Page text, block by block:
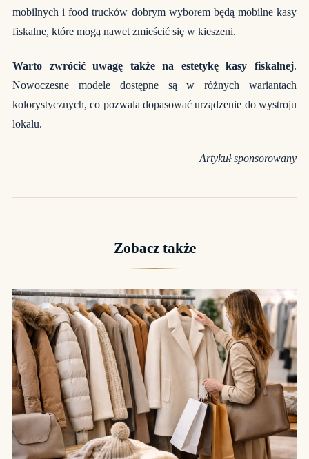
mobilnych i food trucków dobrym wyborem będą mobilne kasy
fiskalne, które mogą nawet zmieścić się w kieszeni.
Warto zwrócić uwagę także na estetykę kasy fiskalnej.
Nowoczesne modele dostępne są w różnych wariantach
kolorystycznych, co pozwala dopasować urządzenie do wystroju
lokalu.
Artykuł sponsorowany
Zobacz także